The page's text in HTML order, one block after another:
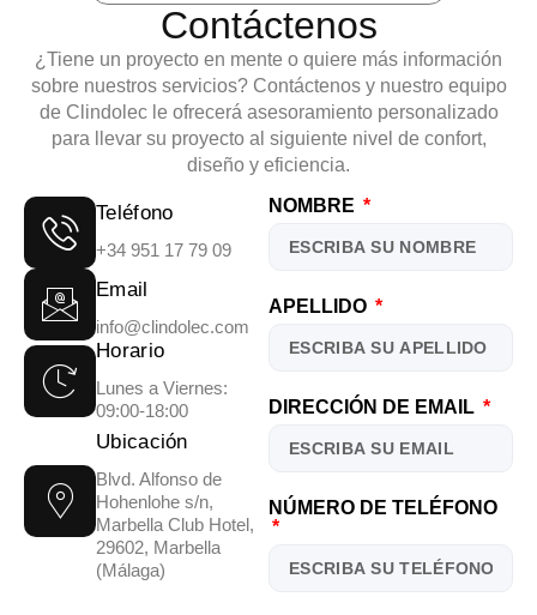
Contáctenos
¿Tiene un proyecto en mente o quiere más información
sobre nuestros servicios? Contáctenos y nuestro equipo
de Clindolec l e ofrecerá asesoramiento personalizado
para llevar su proyecto al siguiente nivel de confort,
diseño y eficiencia.
Teléfono
+34 951 17 79 09
Email
info@clindolec.com
Horario
Lunes a Viernes:
09:00-18:00
Ubicación
Blvd. Alfonso de
Hohenlohe s/n,
Marbella Club Hotel,
29602, Marbella
(Málaga)
NOMBRE
APELLIDO
DIRECCIÓN DE EMAIL
NÚMERO DE TELÉFONO